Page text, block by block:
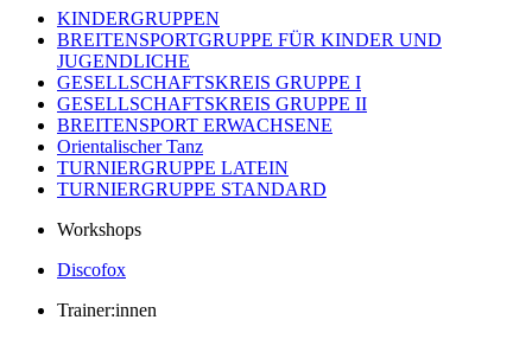
KINDERGRUPPEN
BREITENSPORTGRUPPE FÜR KINDER UND
JUGENDLICHE
GESELLSCHAFTSKREIS GRUPPE I
GESELLSCHAFTSKREIS GRUPPE II
BREITENSPORT ERWACHSENE
Orientalischer Tanz
TURNIERGRUPPE LATEIN
TURNIERGRUPPE STANDARD
Workshops
Discofox
Trainer:innen